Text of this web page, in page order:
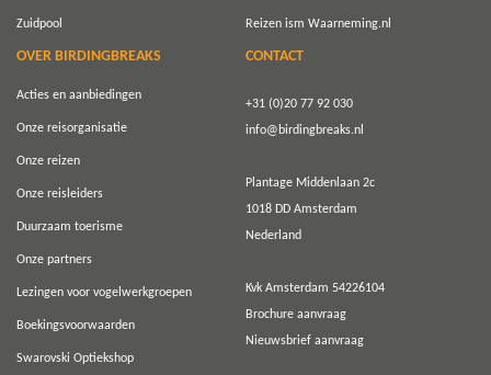
Zuidpool Reizen ism Waarneming.nl
OVER BIRDINGBREAKS
Acties en aanbiedingen
Onze reisorganisatie
Onze reizen
Onze reisleiders
Duurzaam toerisme
Onze partners
Lezingen voor vogelwerkgroepen
Boekingsvoorwaarden
Swarovski Optiekshop
CONTACT
+31 (0)20 77 92 030
info@birdingbreaks.nl
Plantage Middenlaan 2c
1018 DD Amsterdam
Nederland
Kvk Amsterdam 54226104
Brochure aanvraag
Nieuwsbrief aanvraag